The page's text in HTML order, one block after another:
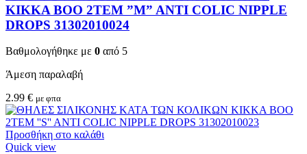
KIKKA BOO 2TEM ”M” ANTI COLIC NIPPLE
DROPS 31302010024
Βαθμολογήθηκε με 0 από 5
Άμεση παραλαβή
2.99 € με φπα
Προσθήκη στο καλάθι
Quick view